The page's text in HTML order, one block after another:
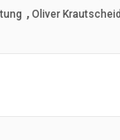
, Oliver Krautscheid